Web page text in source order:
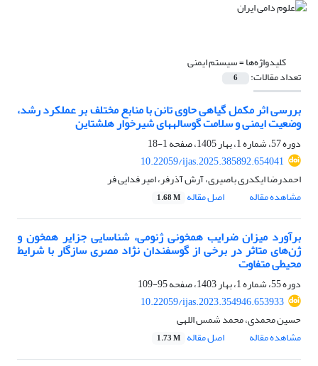
کلیدواژه‌ها =سیستم ایمنی
تعداد مقالات: 6
بررسی اثر مکمل گیاهی حاوی تانن با منابع مختلف بر عملکرد رشد،
وضعیت ایمنی و سلامت گوساله‫های شیرخوار هلشتاین‬
دوره 57، شماره 1، بهار 1405، صفحه
1-18
10.22059/ijas.2025.385892.654041
احمدرضا ایکدری باصیری، آرش آذرفر، امیر فدایی فر
مشاهده مقاله
اصل مقاله 1.68 M
برآورد میزان ضرایب همخونی ژنومی، شناسایی جزایر همخون و
ژن‌های متاثر در برخی از گوسفندان نژاد مصری سازگار با شرایط
محیطی متفاوت
دوره 55، شماره 1، بهار 1403، صفحه
95-109
10.22059/ijas.2023.354946.653933
حسین محمدی، محمد شمس اللهی
مشاهده مقاله
اصل مقاله 1.73 M